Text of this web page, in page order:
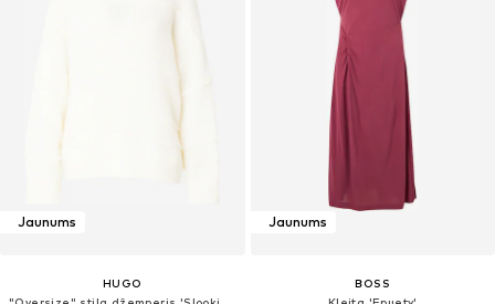
Jaunums
HUGO
Jaunums
BOSS
Kleita 'Epuety'